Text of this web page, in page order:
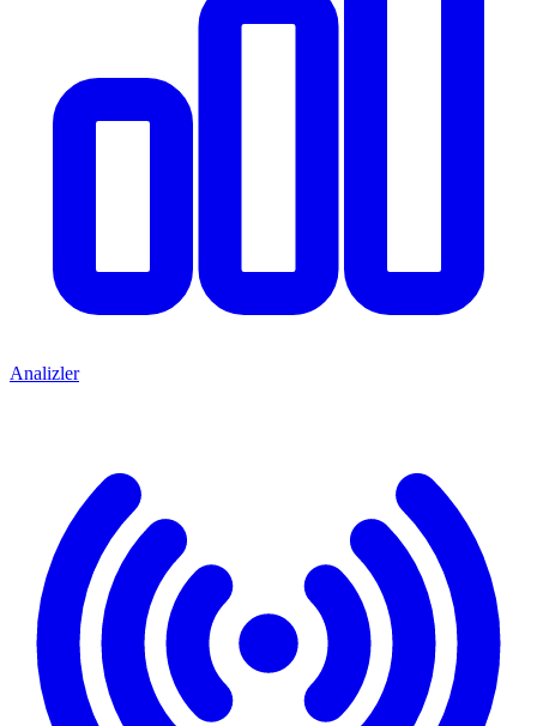
Analizler